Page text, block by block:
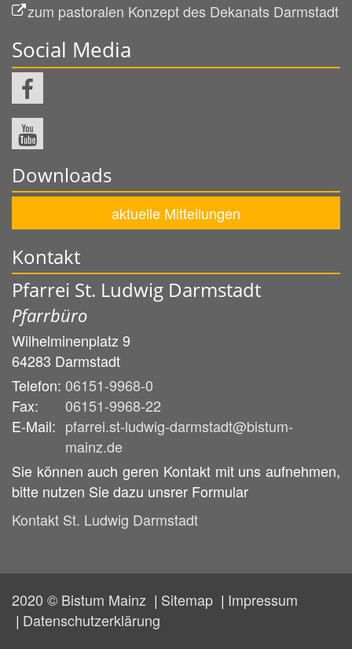
zum pastoralen Konzept des Dekanats Darmstadt
Social Media
Downloads
aktuelle Mitteilungen
Kontakt
Pfarrei St. Ludwig Darmstadt
Pfarrbüro
Wilhelminenplatz 9
64283 Darmstadt
Telefon: 06151-9968-0
Fax:
06151-9968-22
E-Mail: pfarrei.st-ludwig-darmstadt@bistum-
mainz.de
Sie können auch geren Kontakt mit uns aufnehmen,
bitte nutzen Sie dazu unsrer Formular
Kontakt St. Ludwig Darmstadt
2020 © Bistum Mainz Sitemap
Impressum
Datenschutzerklärung